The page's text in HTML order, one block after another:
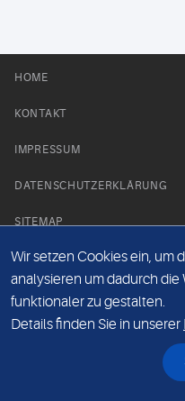
HOME
KONTAKT
IMPRESSUM
DATENSCHUTZERKLÄRUNG
SITEMAP
NEWS PARTNER
Wir setzen Cookies ein, um
analysieren um dadurch
funktionaler zu gestalten.
Details finden Sie in unserer